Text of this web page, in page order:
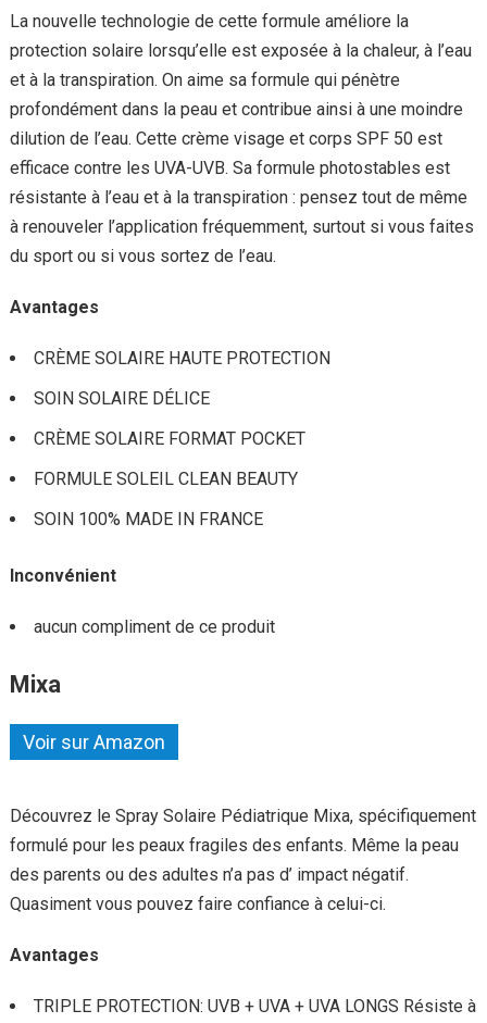
La nouvelle technologie de cette formule améliore la
protection solaire lorsqu’elle est exposée à la chaleur, à l’eau
et à la transpiration. On aime sa formule qui pénètre
profondément dans la peau et contribue ainsi à une moindre
dilution de l’eau. Cette crème visage et corps SPF 50 est
efficace contre les UVA-UVB. Sa formule photostables est
résistante à l’eau et à la transpiration : pensez tout de même
à renouveler l’application fréquemment, surtout si vous faites
du sport ou si vous sortez de l’eau.
Avantages
CRÈME SOLAIRE HAUTE PROTECTION
SOIN SOLAIRE DÉLICE
CRÈME SOLAIRE FORMAT POCKET
FORMULE SOLEIL CLEAN BEAUTY
SOIN 100% MADE IN FRANCE
Inconvénient
aucun compliment de ce produit
Mixa
Voir sur Amazon
Découvrez le Spray Solaire Pédiatrique Mixa, spécifiquement
formulé pour les peaux fragiles des enfants. Même la peau
des parents ou des adultes n’a pas d’ impact négatif.
Quasiment vous pouvez faire confiance à celui-ci.
Avantages
TRIPLE PROTECTION: UVB + UVA + UVA LONGS Résiste à